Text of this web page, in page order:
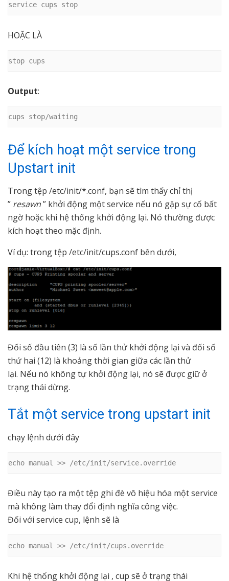
service cups stop
HOẶC LÀ
stop cups
Output:
cups stop/waiting
Để kích hoạt một service trong
Upstart init
Trong tệp /etc/init/*.conf, bạn sẽ tìm thấy chỉ thị
” resawn” khởi động một service nếu nó gặp sự cố bất
ngờ hoặc khi hệ thống khởi động lại. Nó thường được
kích hoạt theo mặc định.
Ví dụ: trong tệp /etc/init/cups.conf bên dưới,
Đối số đầu tiên (3) là số lần thử khởi động lại và đối số
thứ hai (12) là khoảng thời gian giữa các lần thử
lại. Nếu nó không tự khởi động lại, nó sẽ được giữ ở
trạng thái dừng.
Tắt một service trong upstart init
chạy lệnh dưới đây
echo manual >> /etc/init/service.override
Điều này tạo ra một tệp ghi đè vô hiệu hóa một service
mà không làm thay đổi định nghĩa công việc.
Đối với service cup, lệnh sẽ là
echo manual >> /etc/init/cups.override
Khi hệ thống khởi động lại , cup sẽ ở trạng thái